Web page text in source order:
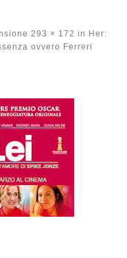
293 × 172 in Her:
ovvero Ferreri